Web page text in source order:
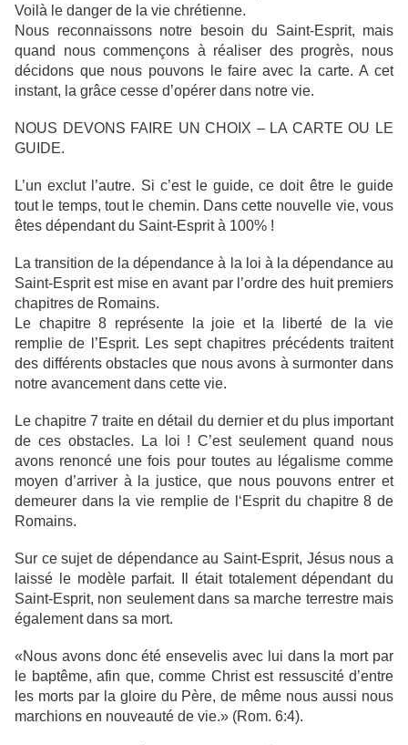
Voilà le danger de la vie chrétienne.
Nous reconnaissons notre besoin du Saint-Esprit, mais
quand nous commençons à réaliser des progrès, nous
décidons que nous pouvons le faire avec la carte.A cet
instant, la grâce cesse d’opérer dans notre vie.
NOUS DEVONS FAIRE UN CHOIX – LA CARTE OU LE
GUIDE.
L’un exclut l’autre. Si c’est le guide, ce doit être le guide
tout le temps, tout le chemin. Dans cette nouvelle vie, vous
êtes dépendant du Saint-Esprit à 100% !
La transition de la dépendance à la loi à la dépendance au
Saint-Esprit est mise en avant par l’ordre des huit premiers
chapitres de Romains.
Le chapitre 8 représente la joie et la liberté de la vie
remplie de l’Esprit. Les sept chapitres précédents traitent
des différents obstacles que nous avons à surmonter dans
notre avancement dans cette vie.
Le chapitre 7 traite en détail du dernier et du plus important
de ces obstacles. La loi ! C’est seulement quand nous
avons renoncé une fois pour toutes au légalisme comme
moyen d’arriver à la justice, que nous pouvons entrer et
demeurer dans la vie remplie de l‘Esprit du chapitre 8 de
Romains.
Sur ce sujet de dépendance au Saint-Esprit, Jésus nous a
laissé le modèle parfait. Il était totalement dépendant du
Saint-Esprit, non seulement dans sa marche terrestre mais
également dans sa mort.
«Nous avons donc été ensevelis avec lui dans la mort par
le baptême, afin que, comme Christ est ressuscité d’entre
les morts par la gloire du Père, de même nous aussi nous
marchions en nouveauté de vie.» (Rom. 6:4).